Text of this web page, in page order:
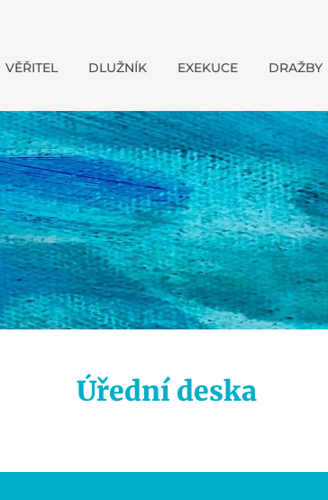
VĚŘITEL DLUŽNÍK EXEKUCE DRAŽBY
Úřední deska